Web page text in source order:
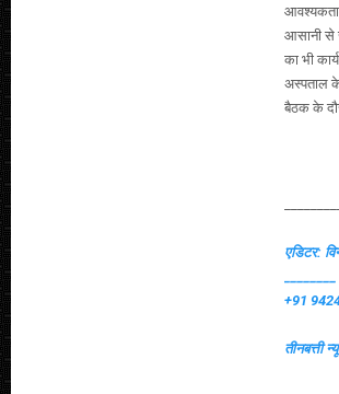
आसानी से
का भी
अस्पताल
बैठक के
एडिटर:
+91
तीनबत्ती